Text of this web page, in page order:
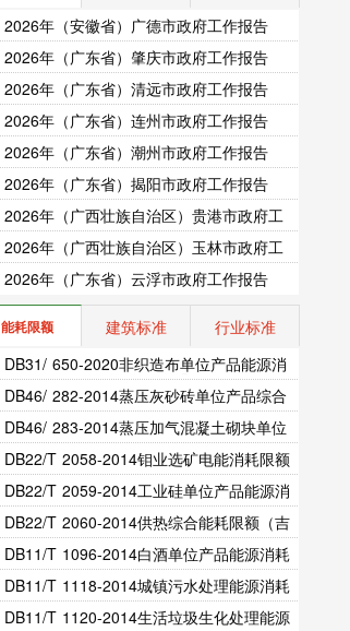
2026年（安徽省）广德市政府工作报告
2026年（广东省）肇庆市政府工作报告
2026年（广东省）清远市政府工作报告
2026年（广东省）连州市政府工作报告
2026年（广东省）潮州市政府工作报告
2026年（广东省）揭阳市政府工作报告
2026年（广西壮族自治区）贵港市政府工
作报告
2026年（广西壮族自治区）玉林市政府工
作报告
2026年（广东省）云浮市政府工作报告
能耗限额 建筑标准
行业标准
DB31/ 650-2020非织造布单位产品能源消
耗限额（上海市地方标准）
DB46/ 282-2014蒸压灰砂砖单位产品综合
能耗和电耗限额（海南省地方标准）
DB46/ 283-2014蒸压加气混凝土砌块单位
产品综合能耗和电耗限额（海南省地方标
准）
DB22/T 2058-2014钼业选矿电能消耗限额
（吉林省地方标准）
DB22/T 2059-2014工业硅单位产品能源消
耗限额（吉林省地方标准）
DB22/T 2060-2014供热综合能耗限额（吉
林省地方标准）
DB11/T 1096-2014白酒单位产品能源消耗
限额（北京市地方标准）
DB11/T 1118-2014城镇污水处理能源消耗
限额（北京市地方标准）
DB11/T 1120-2014生活垃圾生化处理能源